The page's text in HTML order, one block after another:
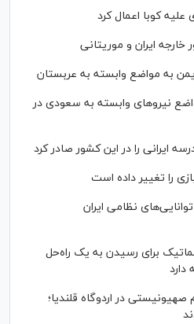
کوبا اعمال کرد
خارجه ایران و موریتانی
به مواضع وابسته به عربستان
نیرو‌های وابسته به سعودی در
ایرانی را در این کشور صادر کرد
را تغییر داده است
نظامی ایران
برای رسیدن به یک راه‌حل
دارد
در اردوگاه قلندیا؛